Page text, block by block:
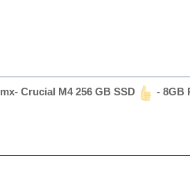
Crucial M4 256 GB SSD - 8GB